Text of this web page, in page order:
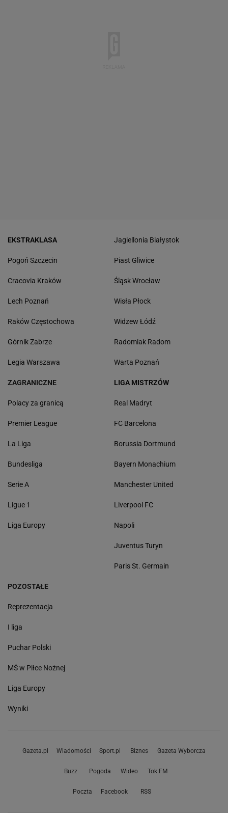
EKSTRAKLASA
Pogoń Szczecin
Cracovia Kraków
Lech Poznań
Raków Częstochowa
Górnik Zabrze
Legia Warszawa
Jagiellonia Białystok
Piast Gliwice
Śląsk Wrocław
Wisła Płock
Widzew Łódź
Radomiak Radom
Warta Poznań
ZAGRANICZNE
Polacy za granicą
Premier League
La Liga
Bundesliga
Serie A
Ligue 1
Liga Europy
LIGA MISTRZÓW
Real Madryt
FC Barcelona
Borussia Dortmund
Bayern Monachium
Manchester United
Liverpool FC
Napoli
Juventus Turyn
Paris St. Germain
POZOSTAŁE
Reprezentacja
I liga
Puchar Polski
MŚ w Piłce Nożnej
Liga Europy
Wyniki
Gazeta.pl Wiadomości Sport.pl Biznes Gazeta Wyborcza
Buzz Pogoda Wideo Tok.FM
Poczta Facebook RSS